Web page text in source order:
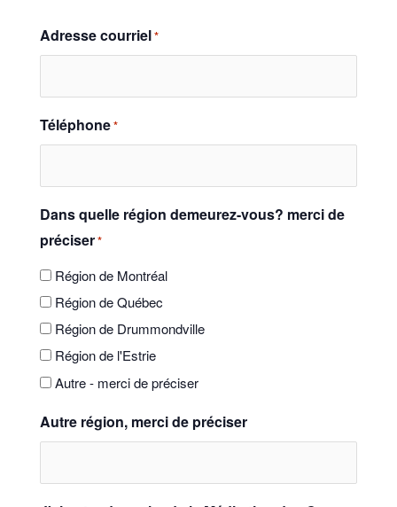
Adresse courriel*
Téléphone*
Dans quelle région demeurez-vous? merci de
préciser*
Région de Montréal
Région de Québec
Région de Drummondville
Région de l'Estrie
Autre - merci de préciser
Autre région, merci de préciser